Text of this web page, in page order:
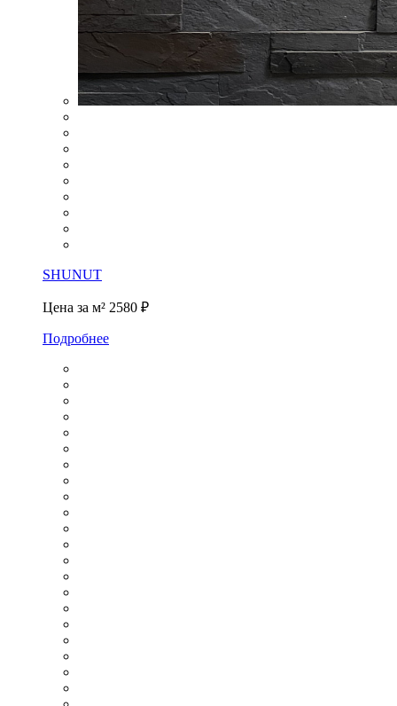
SHUNUT
Цена за м² 2580 ₽
Подробнее